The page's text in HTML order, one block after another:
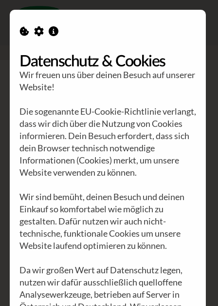
ALLE
AKTUELLES(14) ARCHIV (8) AFRIKA(16)
WALDVIERTEL(2) POLITIK (11) WIRTSCHAFT(9)
KULTUR
UMWELT (6) GEA (26)
PHILOSOPHIE (6) UNSITTEN
Datenschutz & Cookies
Wir freuen uns über deinen Besuch auf unserer
Website!
Die sogenannte EU-Cookie-Richtlinie verlangt,
dass wir dich über die Nutzung von Cookies
informieren. Dein Besuch erfordert, dass sich
dein Browser technisch notwendige
Informationen (Cookies) merkt, um unsere
Website verwenden zu können.
Wir sind bemüht, deinen Besuch und deinen
Einkauf so komfortabel wie möglich zu
gestalten. Dafür nutzen wir auch nicht-
technische, funktionale Cookies um unsere
Website laufend optimieren zu können.
Da wir großen Wert auf Datenschutz legen,
nutzen wir dafür ausschließlich quelloffene
Analysewerkzeuge, betrieben auf Server in